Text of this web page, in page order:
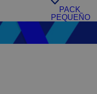
PACK
PEQUEÑO